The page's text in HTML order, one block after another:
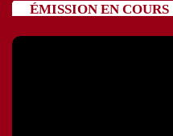
ÉMISSION EN COURS